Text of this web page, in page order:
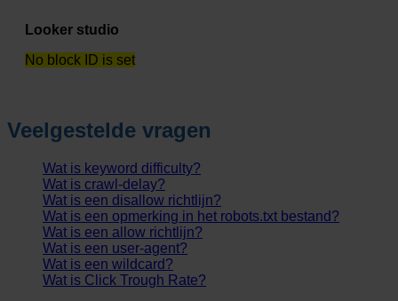
Looker studio
No block ID is set
Veelgestelde vragen
Wat is keyword difficulty?
Wat is crawl-delay?
Wat is een disallow richtlijn?
Wat is een opmerking in het robots.txt bestand?
Wat is een allow richtlijn?
Wat is een user-agent?
Wat is een wildcard?
Wat is Click Trough Rate?